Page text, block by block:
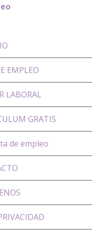
EMPLEO
LABORAL
GRATIS
de empleo